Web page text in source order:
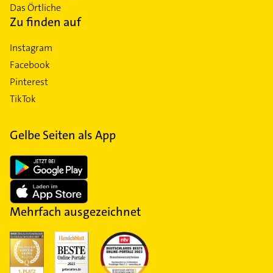
Das Örtliche
Zu finden auf
Instagram
Facebook
Pinterest
TikTok
Gelbe Seiten als App
Mehrfach ausgezeichnet